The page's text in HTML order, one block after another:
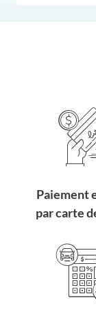
Paiement
par carte